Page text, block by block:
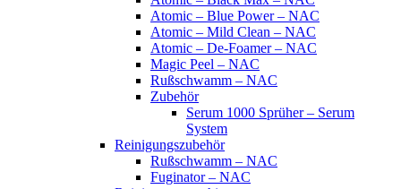
Atomic – Blue Power – NAC
Atomic – Mild Clean – NAC
Atomic – De-Foamer – NAC
Magic Peel – NAC
Rußschwamm – NAC
Zubehör
Serum 1000 Sprüher – Serum
System
Reinigungszubehör
Rußschwamm – NAC
Fuginator – NAC